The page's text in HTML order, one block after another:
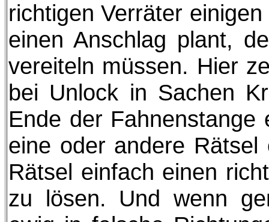
richtigen Verräter
einen Anschlag plant,
vereiteln müssen. Hier
bei Unlock in Sachen
Ende der
eine oder andere
Rätsel einfach einen
zu lösen. Und wenn